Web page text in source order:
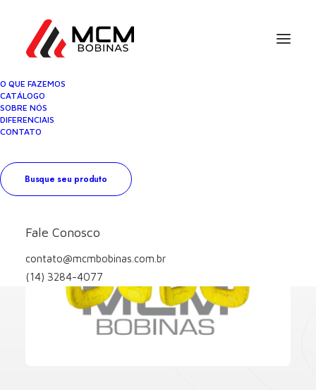
O QUE FAZEMOS
CATÁLOGO
SOBRE NÓS
DIFERENCIAIS
CONTATO
Busque seu produto
Fale Conosco
contato@mcmbobinas.com.br
(14) 3284-4077